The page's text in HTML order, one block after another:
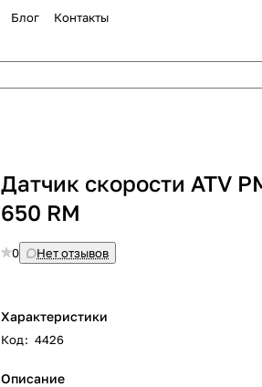
Блог Контакты
Датчик скорости ATV
650 RM
0 Нет отзывов
Характеристики
Код: 4426
Описание